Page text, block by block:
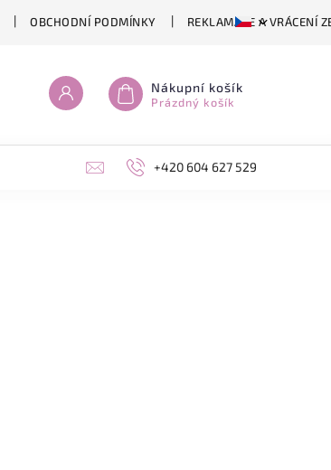
OBCHODNÍ PODMÍNKY REKLAMACE A VRÁCENÍ
Nákupní košík
Prázdný košík
+420 604 627 529